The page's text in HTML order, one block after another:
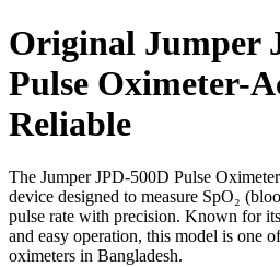
Original Jumper
Pulse Oximeter-
Reliable
The Jumper JPD-500D Pulse
device designed to measure SpO₂
pulse rate with precision. Known for
and easy operation, this model is one
oximeters in Bangladesh.